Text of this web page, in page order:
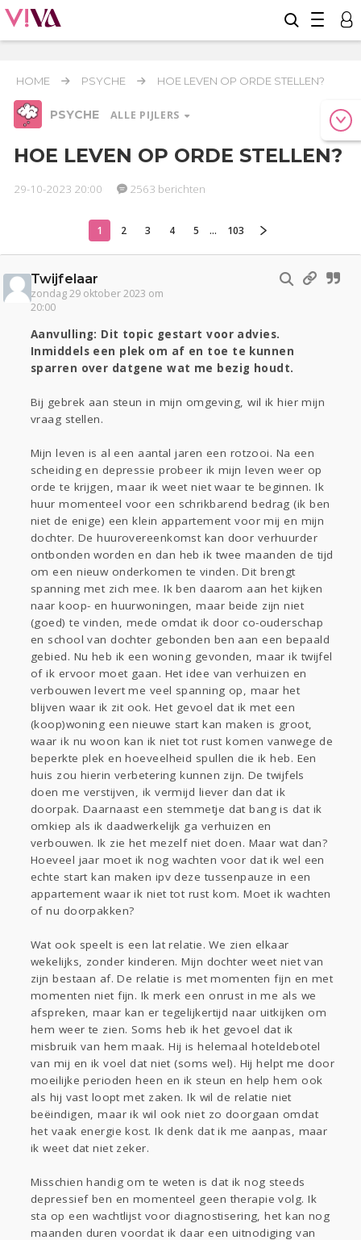
HOME PSYCHE HOE LEVEN OP ORDE STELLEN?
PSYCHE ALLE PIJLERS
Relaties Werk & Studie Geld & Recht
Zwanger
Psyche
Klussen
Sport Contact Viva zoekt
Aangeboden
Gevraagd
Horen Doen
Lezen
HOE LEVEN OP ORDE STELLEN?
29-10-2023 20:00 2563 berichten
1 2 3 4 5 ... 103
Twijfelaar
zondag 29 oktober 2023 om
20:00
Aanvulling: Dit topic gestart voor advies.
Inmiddels een plek om af en toe te kunnen
sparren over datgene wat me bezig houdt.
Bij gebrek aan steun in mijn omgeving, wil ik hier mijn
vraag stellen.
Mijn leven is al een aantal jaren een rotzooi. Na een
scheiding en depressie probeer ik mijn leven weer op
orde te krijgen, maar ik weet niet waar te beginnen. Ik
huur momenteel voor een schrikbarend bedrag (ik ben
niet de enige) een klein appartement voor mij en mijn
dochter. De huurovereenkomst kan door verhuurder
ontbonden worden en dan heb ik twee maanden de tijd
om een nieuw onderkomen te vinden. Dit brengt
spanning met zich mee. Ik ben daarom aan het kijken
naar koop- en huurwoningen, maar beide zijn niet
(goed) te vinden, mede omdat ik door co-ouderschap
en school van dochter gebonden ben aan een bepaald
gebied. Nu heb ik een woning gevonden, maar ik twijfel
of ik ervoor moet gaan. Het idee van verhuizen en
verbouwen levert me veel spanning op, maar het
blijven waar ik zit ook. Het gevoel dat ik met een
(koop)woning een nieuwe start kan maken is groot,
waar ik nu woon kan ik niet tot rust komen vanwege de
beperkte plek en hoeveelheid spullen die ik heb. Een
huis zou hierin verbetering kunnen zijn. De twijfels
doen me verstijven, ik vermijd liever dan dat ik
doorpak. Daarnaast een stemmetje dat bang is dat ik
omkiep als ik daadwerkelijk ga verhuizen en
verbouwen. Ik zie het mezelf niet doen. Maar wat dan?
Hoeveel jaar moet ik nog wachten voor dat ik wel een
echte start kan maken ipv deze tussenpauze in een
appartement waar ik niet tot rust kom. Moet ik wachten
of nu doorpakken?
Wat ook speelt is een lat relatie. We zien elkaar
wekelijks, zonder kinderen. Mijn dochter weet niet van
zijn bestaan af. De relatie is met momenten fijn en met
momenten niet fijn. Ik merk een onrust in me als we
afspreken, maar kan er tegelijkertijd naar uitkijken om
hem weer te zien. Soms heb ik het gevoel dat ik
misbruik van hem maak. Hij is helemaal hoteldebotel
van mij en ik voel dat niet (soms wel). Hij helpt me door
moeilijke perioden heen en ik steun en help hem ook
als hij vast loopt met zaken. Ik wil de relatie niet
beëindigen, maar ik wil ook niet zo doorgaan omdat
het vaak energie kost. Ik denk dat ik me aanpas, maar
ik weet dat niet zeker.
Misschien handig om te weten is dat ik nog steeds
depressief ben en momenteel geen therapie volg. Ik
sta op een wachtlijst voor diagnostisering, het kan nog
maanden duren voordat ik daar een uitnodiging van